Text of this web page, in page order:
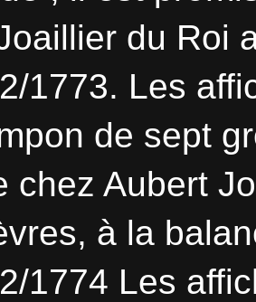
du Roi
1773. Les
de sept
chez Aubert
à la
1774 Les